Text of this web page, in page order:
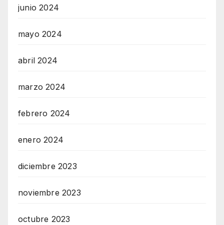
junio 2024
mayo 2024
abril 2024
marzo 2024
febrero 2024
enero 2024
diciembre 2023
noviembre 2023
octubre 2023